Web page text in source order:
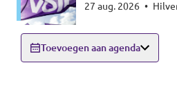
Wijdemeren
27 aug. 2026 •
Toevoegen aan agenda